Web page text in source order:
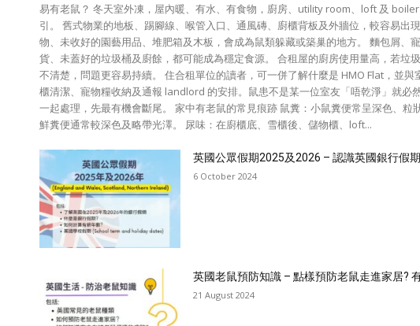
易有老鼠？ 冬天室外凍，屋內暖、有水、有食物，廚房、utility room、loft 及
引。 舊式物業的地板、踢腳線、喉管入口、通風磚、廚櫃背板及外牆位，較容易出
物、未收好的園藝用品、堆肥箱及木板，會成為鼠類躲藏或築巢的地方。 麵包屑、
貨、未蓋好的垃圾桶及廚餘，都可能成為穩定食源。 合租屋的廚房使用量高，若垃
不清楚，問題更容易持續。 住合租單位的讀者，可一併了解什麼是 HMO Flat，並與
櫃清潔、寵物糧收納及通報 landlord 的安排。鼠患不是某一位室友「唔乾淨」就必
一起處理，先最有機會斷尾。 家中有老鼠的常見痕跡 鼠糞：小鼠糞便常呈深色、粒
鮮糞便通常較深色及略帶光澤。 尿味：在廚櫃底、雪櫃後、儲物櫃、loft...
英國公眾假期2025及2026 – 認識英國銀行假
6 October 2024
英國老鼠預防知識 – 點樣預防老鼠走進家居?
21 August 2024